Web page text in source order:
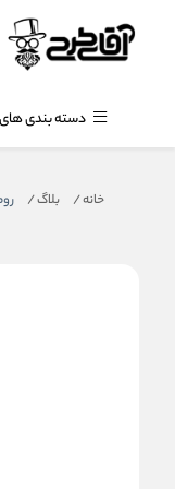
دسته بندی های
خانه/ بلاگ/